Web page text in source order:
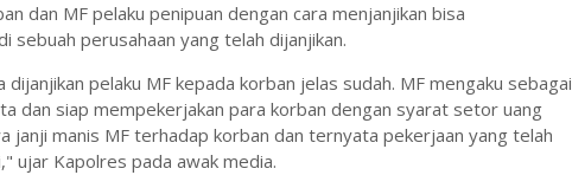
dan MF pelaku penipuan dengan cara menjanjikan bisa
sebuah perusahaan yang telah dijanjikan.
pelaku MF kepada korban jelas sudah. MF mengaku sebagai
dan siap mempekerjakan para korban dengan syarat setor uang
janji manis MF terhadap korban dan ternyata pekerjaan yang telah
ujar Kapolres pada awak media.